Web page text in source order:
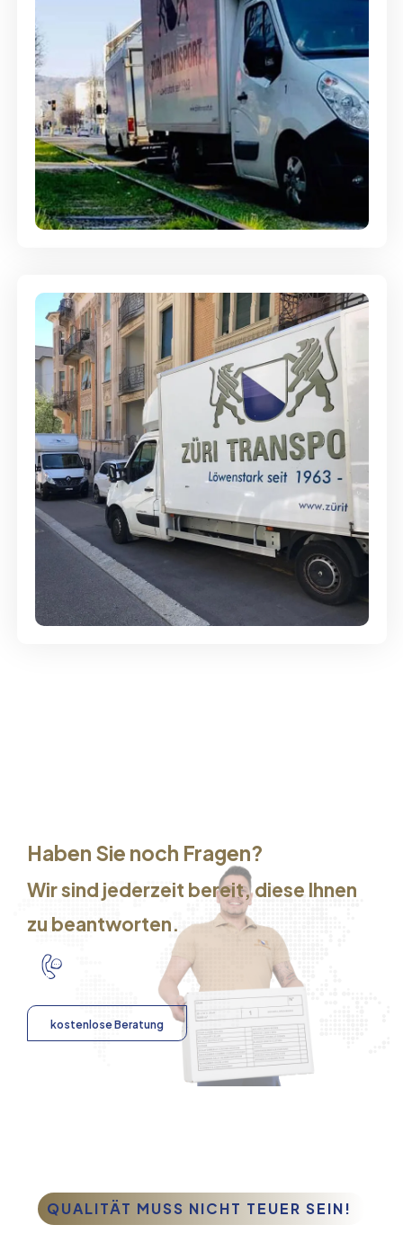
Ein- und Auspackservice
Günstige Umzüge - Hervorragender
Service
Haben Sie noch Fragen?
Wir sind jederzeit bereit, diese Ihnen
zu beantworten.
kostenlose Beratung
QUALITÄT MUSS NICHT TEUER SEIN!